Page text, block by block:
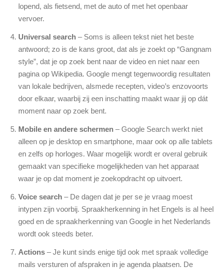
lopend, als fietsend, met de auto of met het openbaar
vervoer.
Universal search – Soms is alleen tekst niet het beste
antwoord; zo is de kans groot, dat als je zoekt op “Gangnam
style”, dat je op zoek bent naar de video en niet naar een
pagina op Wikipedia. Google mengt tegenwoordig resultaten
van lokale bedrijven, alsmede recepten, video’s enzovoorts
door elkaar, waarbij zij een inschatting maakt waar jij op dát
moment naar op zoek bent.
Mobile en andere schermen – Google Search werkt niet
alleen op je desktop en smartphone, maar ook op alle tablets
en zelfs op horloges. Waar mogelijk wordt er overal gebruik
gemaakt van specifieke mogelijkheden van het apparaat
waar je op dat moment je zoekopdracht op uitvoert.
Voice search – De dagen dat je per se je vraag moest
intypen zijn voorbij. Spraakherkenning in het Engels is al heel
goed en de spraakherkenning van Google in het Nederlands
wordt ook steeds beter.
Actions – Je kunt sinds enige tijd ook met spraak volledige
mails versturen of afspraken in je agenda plaatsen. De